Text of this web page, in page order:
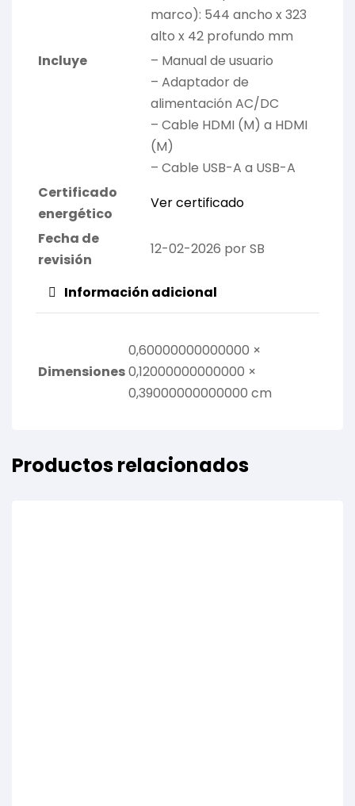
marco): 544 ancho x 323
alto x 42 profundo mm
Incluye
– Manual de usuario
– Adaptador de
alimentación AC/DC
– Cable HDMI (M) a HDMI
(M)
– Cable USB-A a USB-A
Certificado
energético
Ver certificado
Fecha de
revisión
12-02-2026 por SB
Información adicional
Dimensiones
0,60000000000000 ×
0,12000000000000 ×
0,39000000000000 cm
Productos relacionados